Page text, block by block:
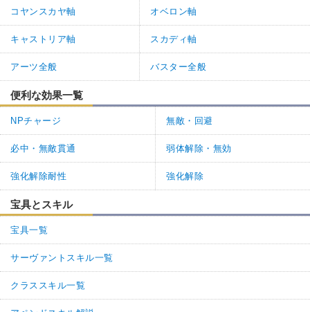
コヤンスカヤ軸 オベロン軸
キャストリア軸 スカディ軸
アーツ全般 バスター全般
便利な効果一覧
NPチャージ 無敵・回避
必中・無敵貫通 弱体解除・無効
強化解除耐性 強化解除
宝具とスキル
宝具一覧
サーヴァントスキル一覧
クラススキル一覧